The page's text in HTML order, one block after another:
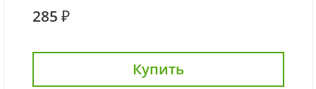
285 ₽
Купить